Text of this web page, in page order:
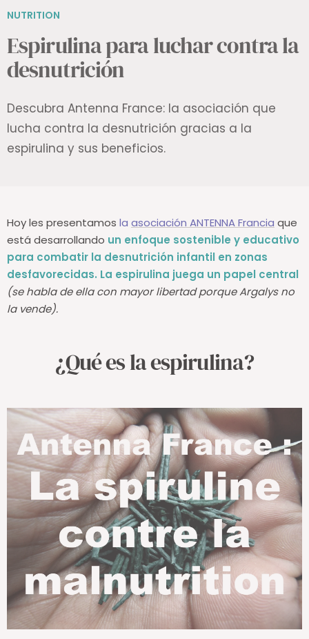
Espirulina para luchar contra la
desnutrición
Descubra Antenna France: la asociación que
lucha contra la desnutrición gracias a la
espirulina y sus beneficios.
Hoy les presentamos asociación ANTENNA Francia
que
está desarrollando un enfoque sostenible y educativo
para combatir la desnutrición infantil en zonas
desfavorecidas.
La espirulina juega un papel central
(se habla de ella con mayor libertad porque Argalys no
¿Qué es la espirulina?